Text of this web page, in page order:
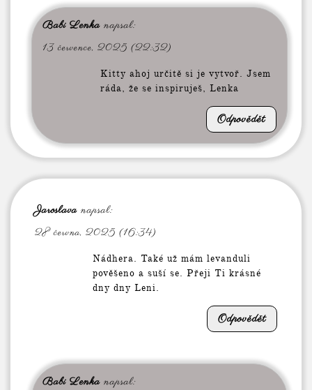
Babi Lenka napsal:
13 července, 2025 (22:32)
Kitty ahoj určitě si je vytvoř. Jsem
ráda, že se inspiruješ, Lenka
Odpovědět
Jaroslava napsal:
28 června, 2025 (16:34)
Nádhera. Také už mám levanduli
pověšeno a suší se. Přeji Ti krásné
dny dny Leni.
Odpovědět
Babi Lenka napsal: